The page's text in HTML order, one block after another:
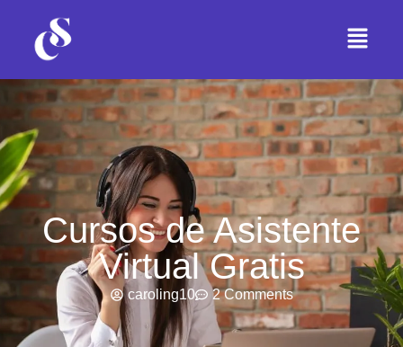
Cursos de Asistente
Virtual Gratis
caroling10 2 Comments